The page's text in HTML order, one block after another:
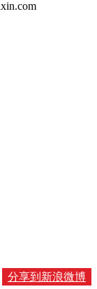
分享到新浪微博